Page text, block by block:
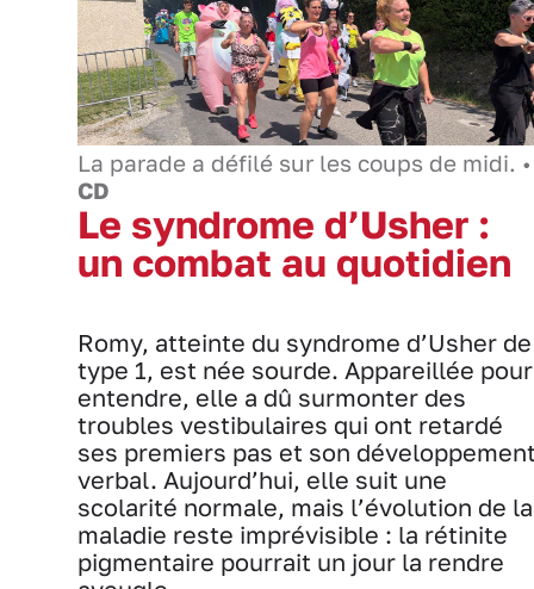
La parade a défilé sur les coups de midi. •
CD
Le syndrome d’Usher :
un combat au quotidien
Romy, atteinte du syndrome d’Usher de
type 1, est née sourde. Appareillée pour
entendre, elle a dû surmonter des
troubles vestibulaires qui ont retardé
ses premiers pas et son
verbal. Aujourd’hui, elle suit une
scolarité normale, mais l’évolution de la
maladie reste imprévisible : la rétinite
pigmentaire pourrait un jour la rendre